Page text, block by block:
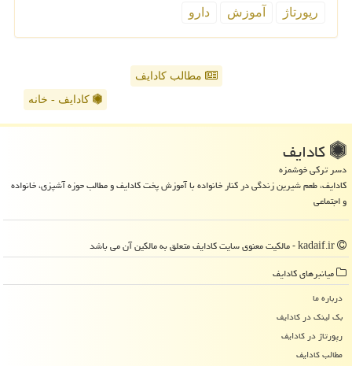
رپورتاژ
آموزش دارو
مطالب کادایف
کادایف - خانه
كادایف
دسر ترکی خوشمزه
کادایف، طعم شیرین زندگی در کنار خانواده با آموزش پخت کادایف و مطالب حوزه آشپزی، خانواده
و اجتماعی
میانبرهای كادایف
درباره ما
بک لینک در كادایف
رپورتاژ در كادایف
مطالب كادایف